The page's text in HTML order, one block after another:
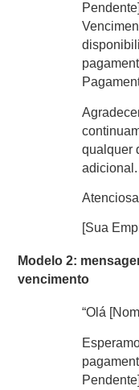
qualquer
adicional.
[Sua
Modelo 2:
vencimento
“Olá